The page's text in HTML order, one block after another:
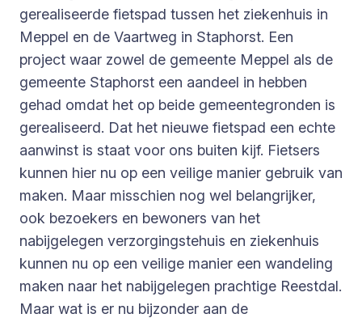
gerealiseerde fietspad tussen het ziekenhuis in
Meppel en de Vaartweg in Staphorst. Een
project waar zowel de gemeente Meppel als de
gemeente Staphorst een aandeel in hebben
gehad omdat het op beide gemeentegronden is
gerealiseerd. Dat het nieuwe fietspad een echte
aanwinst is staat voor ons buiten kijf. Fietsers
kunnen hier nu op een veilige manier gebruik van
maken. Maar misschien nog wel belangrijker,
ook bezoekers en bewoners van het
nabijgelegen verzorgingstehuis en ziekenhuis
kunnen nu op een veilige manier een wandeling
maken naar het nabijgelegen prachtige Reestdal.
Maar wat is er nu bijzonder aan de